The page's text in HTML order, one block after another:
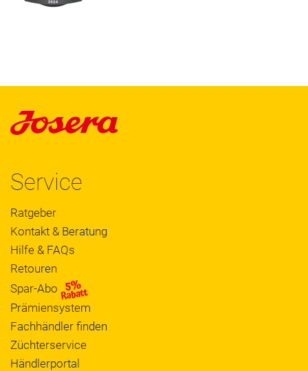
Service
Ratgeber
Kontakt & Beratung
Hilfe & FAQs
Retouren
Spar-Abo
Prämiensystem
Fachhändler finden
Züchterservice
Händlerportal